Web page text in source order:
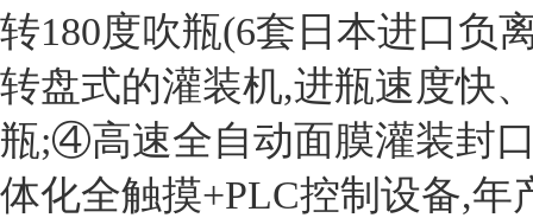
转180度吹瓶(6套日本进口负
转盘式的灌装机,进瓶速度快
瓶;④高速全自动面膜灌装封
体化全触摸+PLC控制设备,年